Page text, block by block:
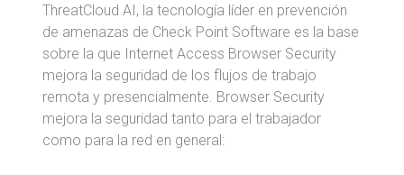
ThreatCloud AI, la tecnología líder en prevención
de amenazas de Check Point Software es la base
sobre la que Internet Access Browser Security
mejora la seguridad de los flujos de trabajo
remota y presencialmente. Browser Security
mejora la seguridad tanto para el trabajador
como para la red en general: